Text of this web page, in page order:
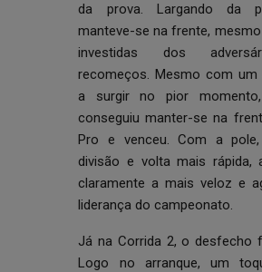
da prova. Largando da
manteve-se na frente,
investidas dos
recomeços. Mesmo com um
a surgir no pior
conseguiu manter-se na
Pro e venceu. Com a
divisão e volta mais rápida,
claramente a mais veloz e
liderança do campeonato.
Já na Corrida 2, o desfecho
Logo no arranque, um